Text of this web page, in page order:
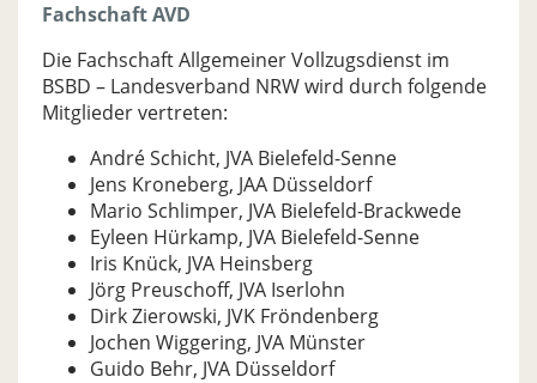
Fachschaft AVD
Die Fachschaft Allgemeiner Vollzugsdienst im
BSBD – Landesverband NRW wird durch folgende
Mitglieder vertreten:
André Schicht, JVA Bielefeld-Senne
Jens Kroneberg, JAA Düsseldorf
Mario Schlimper, JVA Bielefeld-Brackwede
Eyleen Hürkamp, JVA Bielefeld-Senne
Iris Knück, JVA Heinsberg
Jörg Preuschoff, JVA Iserlohn
Dirk Zierowski, JVK Fröndenberg
Jochen Wiggering, JVA Münster
Guido Behr, JVA Düsseldorf